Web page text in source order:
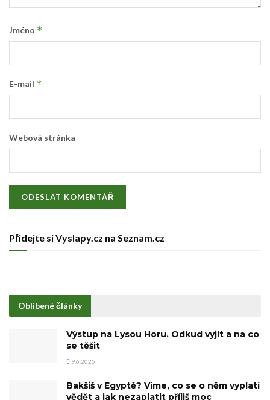
Jméno *
E-mail *
Webová stránka
Přidejte si Vyslapy.cz na Seznam.cz
Oblíbené články
Výstup na Lysou Horu. Odkud vyjít a na co
se těšit
9.6.2025
Bakšiš v Egyptě? Víme, co se o něm vyplatí
vědět a jak nezaplatit příliš moc